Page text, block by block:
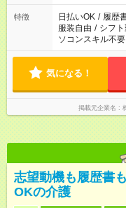
ね。
特徴 日払いOK / 履歴
服装自由 / シフ
ソコンスキル不要
気になる！
掲載元企業名
志望動機も履歴書
OKの介護